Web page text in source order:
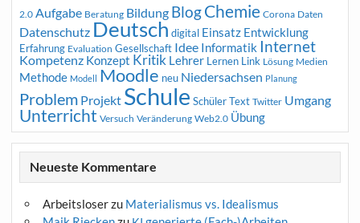
2.0 Aufgabe Beratung Bildung BlogChemie Corona Daten
Datenschutz Deutsch digital Einsatz Entwicklung
Erfahrung Evaluation Gesellschaft Idee Informatik Internet
Kompetenz Konzept Kritik Lehrer Lernen Link Lösung Medien
Methode Modell Moodle neu Niedersachsen Planung
Problem Projekt Schule Schüler Text Twitter Umgang
Unterricht Versuch Veränderung Web2.0 Übung
Neueste Kommentare
Arbeitsloserzu Materialismus vs. Idealismus